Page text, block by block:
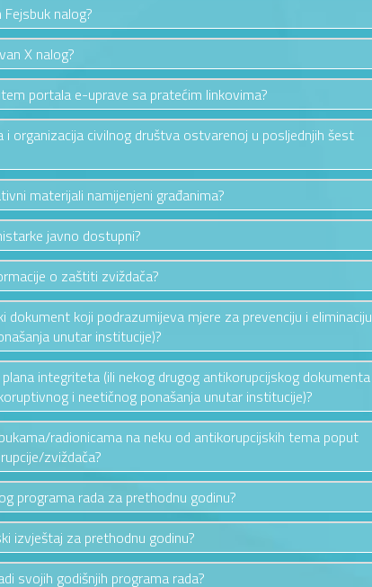
nalog?
X nalog?
portala e-uprave sa pratećim linkovima?
organizacija civilnog društva ostvarenoj u posljednjih šest
materijali namijenjeni građanima?
javno dostupni?
o zaštiti zviždača?
koji podrazumijeva mjere za prevenciju i eliminaciju
unutar institucije)?
integriteta (ili nekog drugog antikorupcijskog dokumenta
i neetičnog ponašanja unutar institucije)?
radionicama na neku od antikorupcijskih tema poput
zviždača?
programa rada za prethodnu godinu?
izvještaj za prethodnu godinu?
svojih godišnjih programa rada?